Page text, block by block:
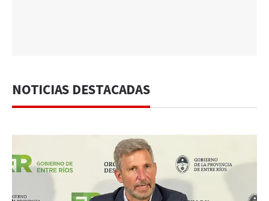
NOTICIAS DESTACADAS